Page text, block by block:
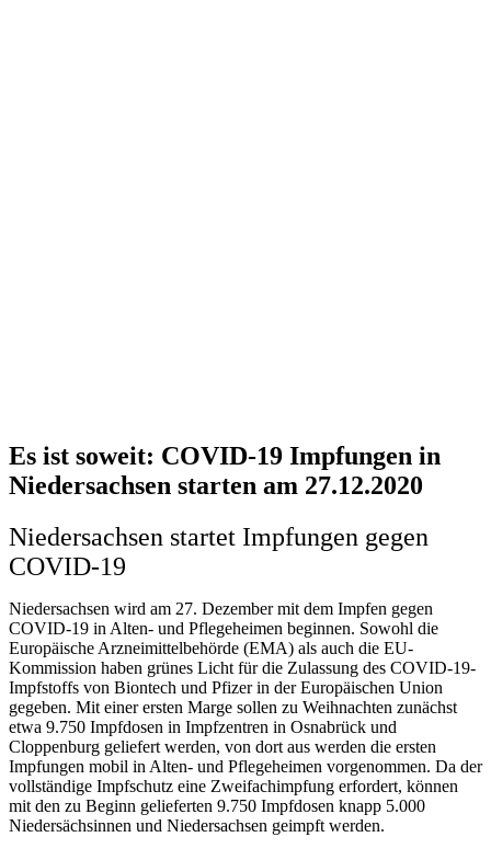
Es ist soweit: COVID-19 Impfungen in
Niedersachsen starten am 27.12.2020
Niedersachsen startet Impfungen gegen
COVID-19
Niedersachsen wird am 27. Dezember mit dem Impfen gegen
COVID-19 in Alten- und Pflegeheimen beginnen. Sowohl die
Europäische Arzneimittelbehörde (EMA) als auch die EU-
Kommission haben grünes Licht für die Zulassung des COVID-19-
Impfstoffs von Biontech und Pfizer in der Europäischen Union
gegeben. Mit einer ersten Marge sollen zu Weihnachten zunächst
etwa 9.750 Impfdosen in Impfzentren in Osnabrück und
Cloppenburg geliefert werden, von dort aus werden die ersten
Impfungen mobil in Alten- und Pflegeheimen vorgenommen. Da der
vollständige Impfschutz eine Zweifachimpfung erfordert, können
mit den zu Beginn gelieferten 9.750 Impfdosen knapp 5.000
Niedersächsinnen und Niedersachsen geimpft werden.